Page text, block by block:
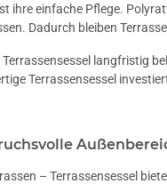
ihre einfache Pflege.
Dadurch bleiben
langfristig
Terrassensessel
– Terrassensessel